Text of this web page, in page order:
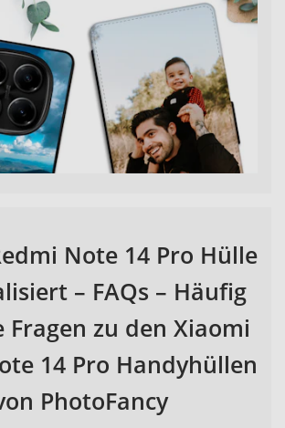
Note 14 Pro Hülle
– FAQs – Häufig
Fragen zu den Xiaomi
14 Pro Handyhüllen
PhotoFancy